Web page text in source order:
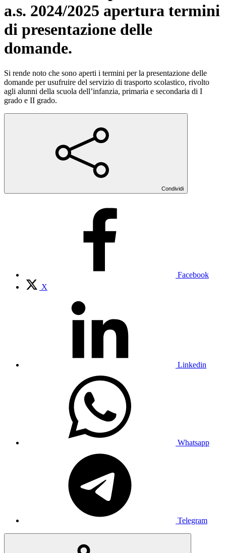
a.s. 2024/2025 apertura termini
di presentazione delle
domande.
Si rende noto che sono aperti i termini per la presentazione delle
domande per usufruire del servizio di trasporto scolastico, rivolto
agli alunni della scuola dell’infanzia, primaria e secondaria di I
grado e II grado.
Condividi
Facebook
X
Linkedin
Whatsapp
Telegram